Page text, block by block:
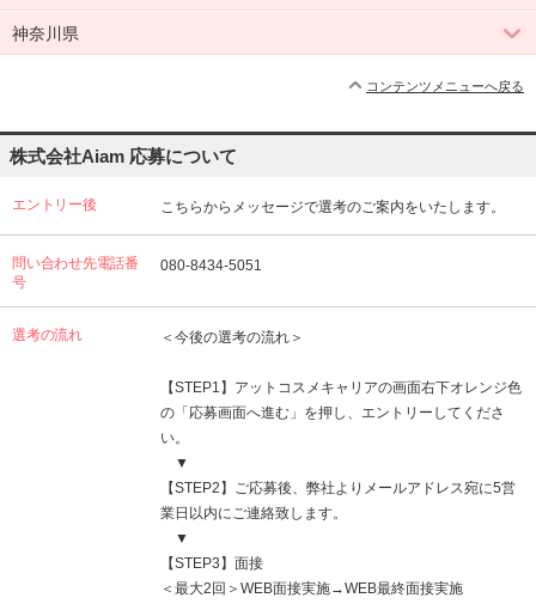
神奈川県
コンテンツメニューへ戻る
株式会社Aiam 応募について
エントリー後 こちらからメッセージで選考のご案内をいたします。
問い合わせ先電話番
号
080-8434-5051
選考の流れ ＜今後の選考の流れ＞
【STEP1】アットコスメキャリアの画面右下オレンジ色
の「応募画面へ進む」を押し、エントリーしてくださ
い。
▼
【STEP2】ご応募後、弊社よりメールアドレス宛に5営
業日以内にご連絡致します。
▼
【STEP3】面接
＜最大2回＞WEB面接実施→WEB最終面接実施